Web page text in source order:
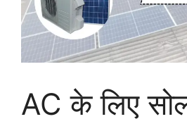
AC के लिए